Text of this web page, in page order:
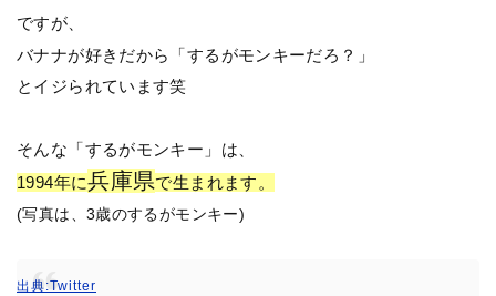
ですが、
バナナが好きだから「するがモンキーだろ？」
とイジられています笑
そんな「するがモンキー」は、
1994年に兵庫県で生まれます。
(写真は、3歳のするがモンキー)
出典:Twitter